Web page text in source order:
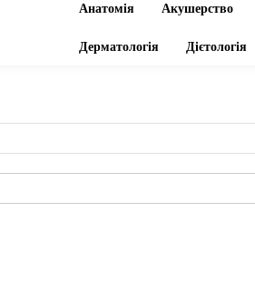
Анатомія Акушерство
Дерматологія Дієтологія